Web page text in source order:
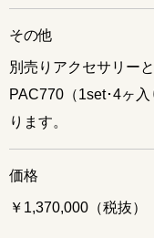
その他
別売りアクセサリー
PAC770（1set･4ヶ
ります。
価格
￥1,370,000（税抜）